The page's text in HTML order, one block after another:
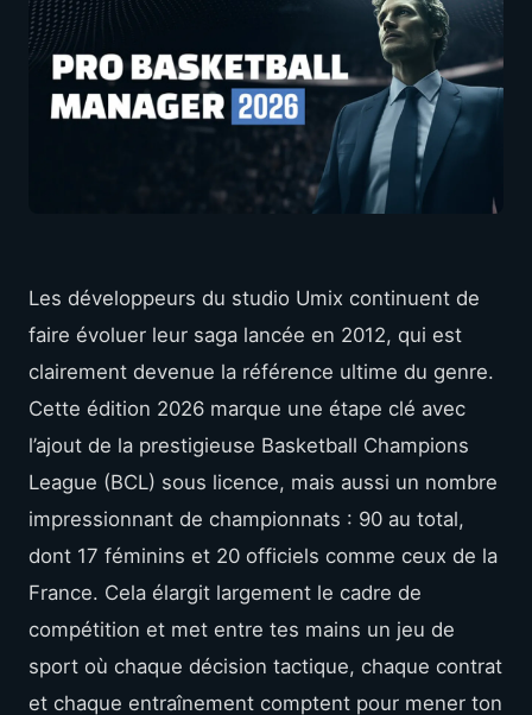
Les développeurs du studio Umix continuent de
faire évoluer leur saga lancée en 2012, qui est
clairement devenue la référence ultime du genre.
Cette édition 2026 marque une étape clé avec
l’ajout de la prestigieuse Basketball Champions
League (BCL) sous licence, mais aussi un nombre
impressionnant de championnats : 90 au total,
dont 17 féminins et 20 officiels comme ceux de la
France. Cela élargit largement le cadre de
compétition et met entre tes mains un jeu de
sport où chaque décision tactique, chaque contrat
et chaque entraînement comptent pour mener ton